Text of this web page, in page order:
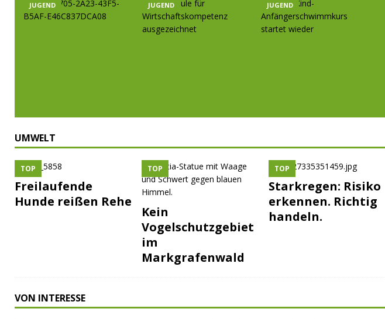
JUGEND JUGEND JUGEND
UMWELT
TOP
Freilaufende
Hunde reißen Rehe
TOP
Kein
Vogelschutzgebiet
im
Markgrafenwald
TOP
Starkregen: Risiko
erkennen. Richtig
handeln.
VON INTERESSE